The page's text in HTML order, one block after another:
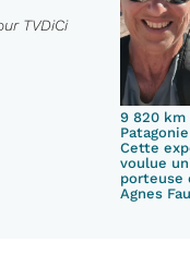
TVDiCi
9 820 km
Cette
voulue
porteuse
Agnes